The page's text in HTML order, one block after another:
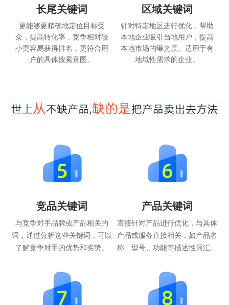
长尾关键词
更能够更精确地定位目标受
众，提高转化率，竞争相对较
小更容易获得排名，更符合用
户的具体搜索意图。
区域关键词
针对特定地区进行优化，帮助
本地企业吸引当地用户，提高
本地市场的曝光度。适用于有
地域性需求的企业。
竞品关键词
与竞争对手品牌或产品相关的
词，通过分析这些关键词，可以
了解竞争对手的优势和劣势。
产品关键词
直接针对产品进行优化，与具体
产品或服务直接相关，如产品名
称、型号、功能等描述性词汇。